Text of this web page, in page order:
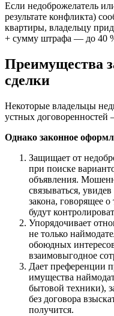
Если недоброжелатель
результате конфликта)
квартиры, владельцу
+ сумму штрафа — до 40
Преимущества
сделки
Некоторые владельцы
устных
Однако законное
Защищает от
при поиске
объявления.
связываться,
закона, говорящее
будут
Упорядочивает
не только
обоюдных
взаимовыгодное
Дает преференции
имущества
бытовой техники),
без договора
получится.